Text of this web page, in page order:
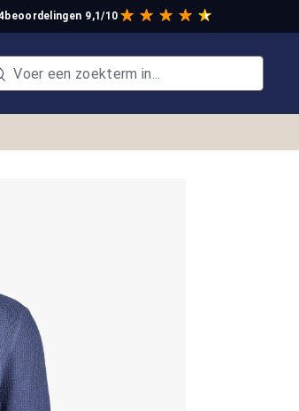
beoordelingen 9,1/10